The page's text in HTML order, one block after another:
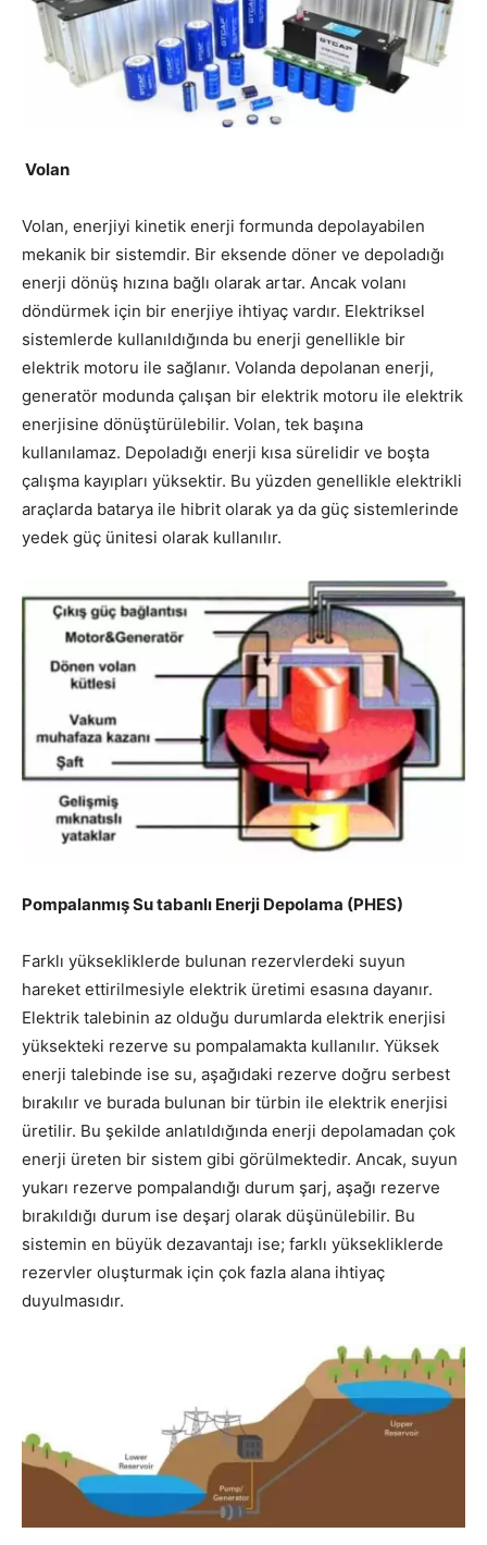
Volan
Volan, enerjiyi kinetik enerji formunda depolayabilen
mekanik bir sistemdir. Bir eksende döner ve depoladığı
enerji dönüş hızına bağlı olarak artar. Ancak volanı
döndürmek için bir enerjiye ihtiyaç vardır. Elektriksel
sistemlerde kullanıldığında bu enerji genellikle bir
elektrik motoru ile sağlanır. Volanda depolanan enerji,
generatör modunda çalışan bir elektrik motoru ile elektrik
enerjisine dönüştürülebilir. Volan, tek başına
kullanılamaz. Depoladığı enerji kısa sürelidir ve boşta
çalışma kayıpları yüksektir. Bu yüzden genellikle elektrikli
araçlarda batarya ile hibrit olarak ya da güç sistemlerinde
yedek güç ünitesi olarak kullanılır.
Pompalanmış Su tabanlı Enerji Depolama (PHES)
Farklı yüksekliklerde bulunan rezervlerdeki suyun
hareket ettirilmesiyle elektrik üretimi esasına dayanır.
Elektrik talebinin az olduğu durumlarda elektrik enerjisi
yüksekteki rezerve su pompalamakta kullanılır. Yüksek
enerji talebinde ise su, aşağıdaki rezerve doğru serbest
bırakılır ve burada bulunan bir türbin ile elektrik enerjisi
üretilir. Bu şekilde anlatıldığında enerji depolamadan çok
enerji üreten bir sistem gibi görülmektedir. Ancak, suyun
yukarı rezerve pompalandığı durum şarj, aşağı rezerve
bırakıldığı durum ise deşarj olarak düşünülebilir. Bu
sistemin en büyük dezavantajı ise; farklı yüksekliklerde
rezervler oluşturmak için çok fazla alana ihtiyaç
duyulmasıdır.